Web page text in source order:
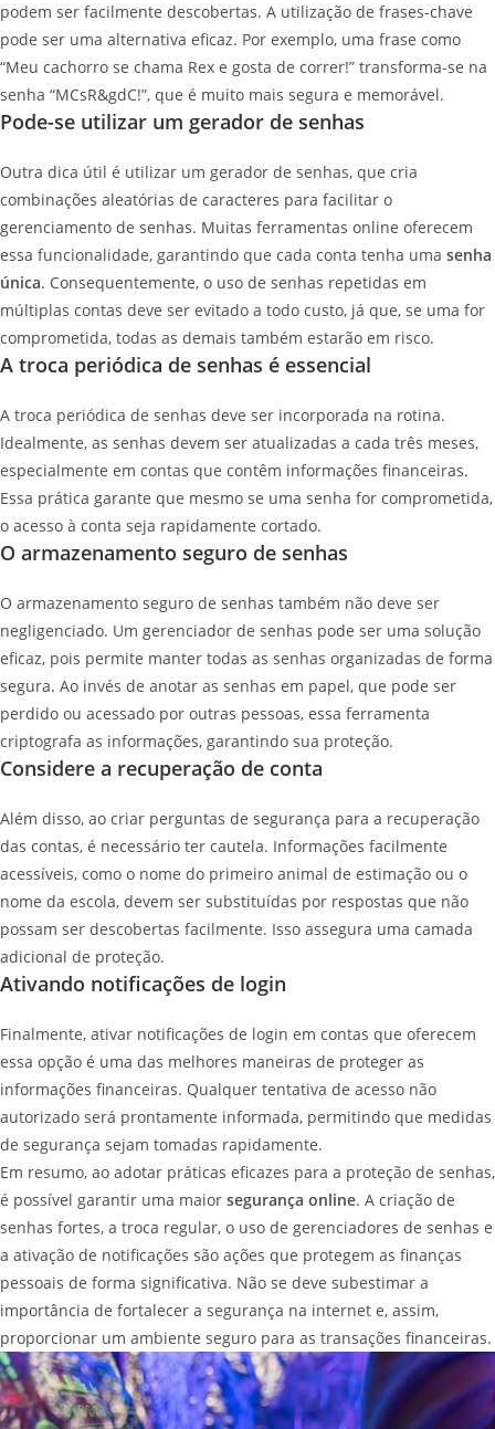
podem ser facilmente descobertas. A utilização de frases-chave
pode ser uma alternativa eficaz. Por exemplo, uma frase como
“Meu cachorro se chama Rex e gosta de correr!” transforma-se na
senha “MCsR&gdC!”, que é muito mais segura e memorável.
Pode-se utilizar um gerador de senhas
Outra dica útil é utilizar um gerador de senhas, que cria
combinações aleatórias de caracteres para facilitar o
gerenciamento de senhas. Muitas ferramentas online oferecem
essa funcionalidade, garantindo que cada conta tenha uma senha
única. Consequentemente, o uso de senhas repetidas em
múltiplas contas deve ser evitado a todo custo, já que, se uma for
comprometida, todas as demais também estarão em risco.
A troca periódica de senhas é essencial
A troca periódica de senhas deve ser incorporada na rotina.
Idealmente, as senhas devem ser atualizadas a cada três meses,
especialmente em contas que contêm informações financeiras.
Essa prática garante que mesmo se uma senha for comprometida,
o acesso à conta seja rapidamente cortado.
O armazenamento seguro de senhas
O armazenamento seguro de senhas também não deve ser
negligenciado. Um gerenciador de senhas pode ser uma solução
eficaz, pois permite manter todas as senhas organizadas de forma
segura. Ao invés de anotar as senhas em papel, que pode ser
perdido ou acessado por outras pessoas, essa ferramenta
criptografa as informações, garantindo sua proteção.
Considere a recuperação de conta
Além disso, ao criar perguntas de segurança para a recuperação
das contas, é necessário ter cautela. Informações facilmente
acessíveis, como o nome do primeiro animal de estimação ou o
nome da escola, devem ser substituídas por respostas que não
possam ser descobertas facilmente. Isso assegura uma camada
adicional de proteção.
Ativando notificações de login
Finalmente, ativar notificações de login em contas que oferecem
essa opção é uma das melhores maneiras de proteger as
informações financeiras. Qualquer tentativa de acesso não
autorizado será prontamente informada, permitindo que medidas
de segurança sejam tomadas rapidamente.
Em resumo, ao adotar práticas eficazes para a proteção de senhas,
é possível garantir uma maior segurança online. A criação de
senhas fortes, a troca regular, o uso de gerenciadores de senhas e
a ativação de notificações são ações que protegem as finanças
pessoais de forma significativa. Não se deve subestimar a
importância de fortalecer a segurança na internet e, assim,
proporcionar um ambiente seguro para as transações financeiras.